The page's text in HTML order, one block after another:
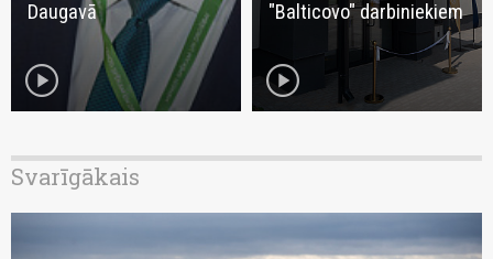
Daugavā
play_circle
"Balticovo" darbiniekiem
play_circle
Svarīgākais